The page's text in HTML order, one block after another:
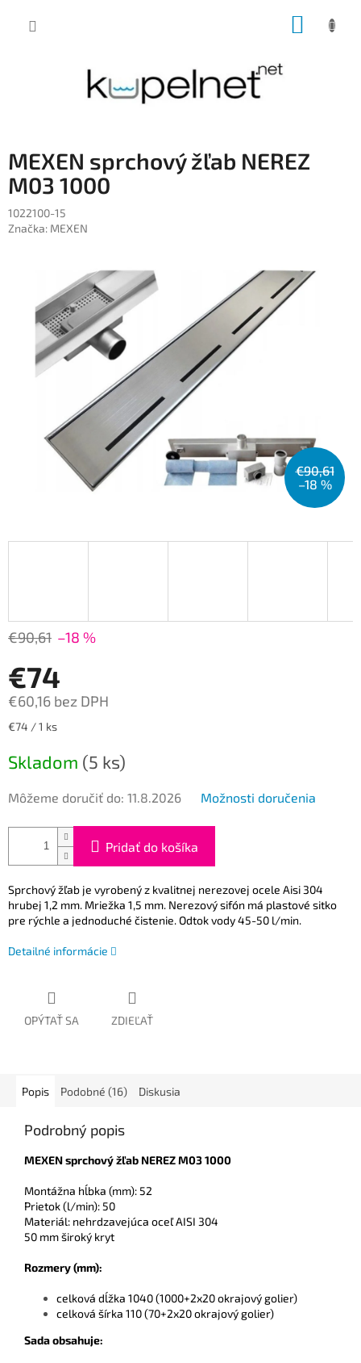
MEXEN sprchový žľab NEREZ
M03 1000
1022100-15
Značka: MEXEN
€90,61
–18 %
€90,61 –18 %
€74
€60,16 bez DPH
Jednotková
€74 / 1 ks
Skladom (5 ks)
Môžeme doručiť do: 11.8.2026 Možnosti doručenia
Pridať do košíka
Sprchový žľab je vyrobený z kvalitnej nerezovej ocele Aisi 304
hrubej 1,2 mm. Mriežka 1,5 mm. Nerezový sifón má plastové sitko
pre rýchle a jednoduché čistenie. Odtok vody 45-50 l/min.
Detailné informácie
OPÝTAŤ SA ZDIEĽAŤ
Popis Podobné (16) Diskusia
Podrobný popis
MEXEN sprchový žľab NEREZ M03 1000
Montážna hĺbka (mm): 52
Prietok (l/min): 50
Materiál: nehrdzavejúca oceľ AISI 304
50 mm široký kryt
Rozmery (mm):
celková dĺžka 1040 (1000+2x20 okrajový golier)
celková šírka 110 (70+2x20 okrajový golier)
Sada obsahuje: